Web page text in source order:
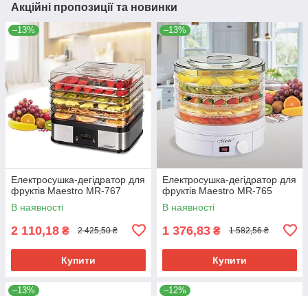
Акційні пропозиції та новинки
–13%
Електросушка-дегідратор для
фруктів Maestro MR-767
В наявності
2 110,18 ₴ 2 425,50 ₴
Купити
–13%
Електросушка-дегідратор для
фруктів Maestro MR-765
В наявності
1 376,83 ₴ 1 582,56 ₴
Купити
–13% –12%